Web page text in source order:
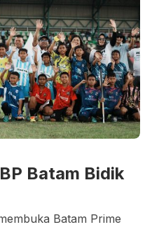
Batam Bidik
Batam Prime